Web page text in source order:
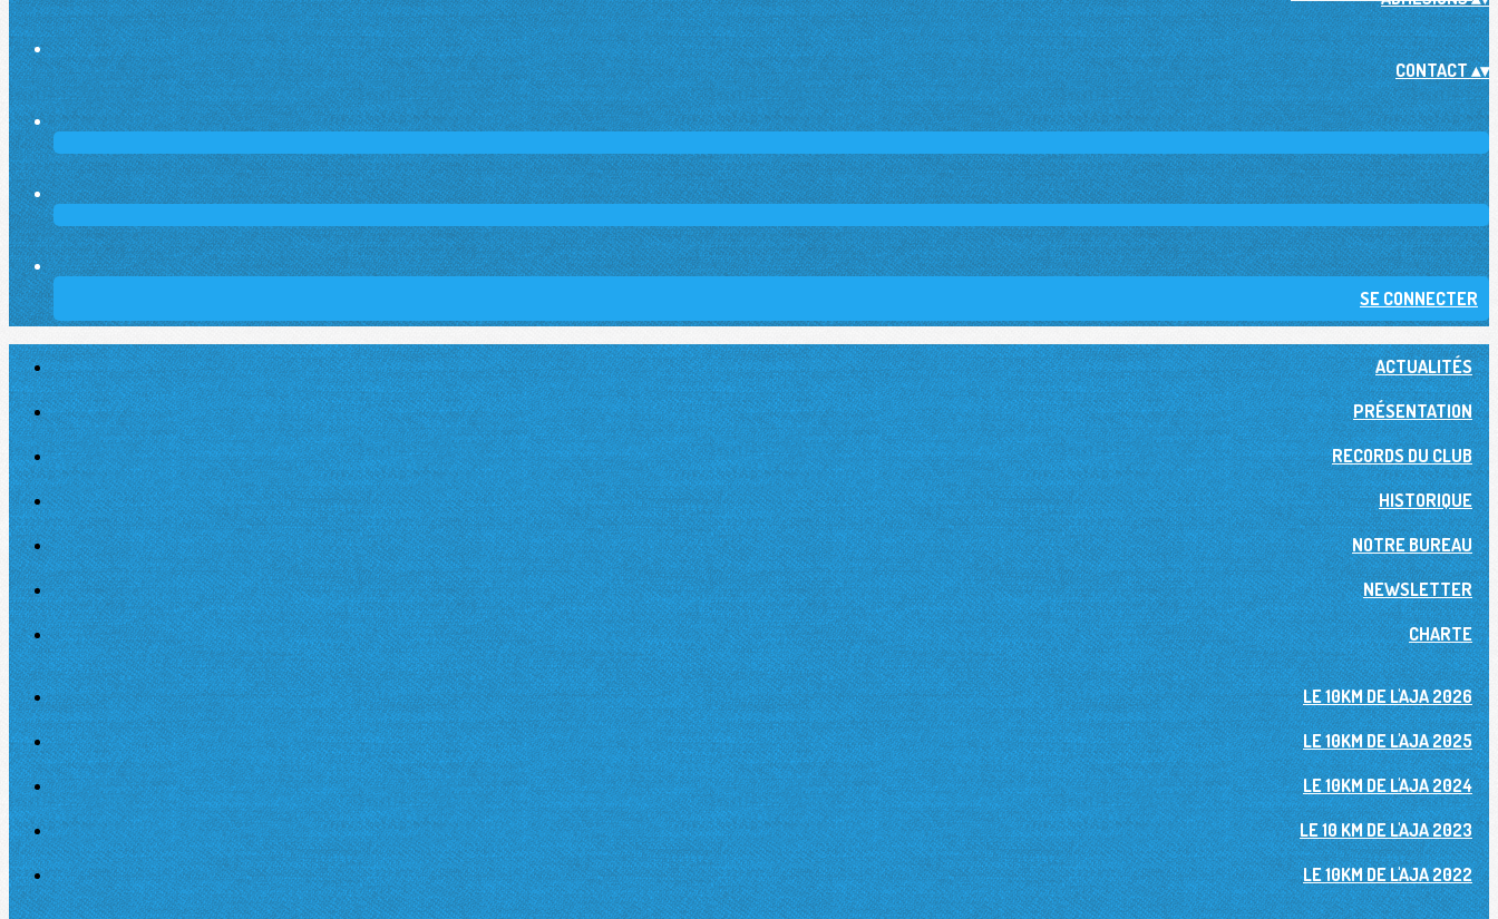
CONTACT▴▾
SE CONNECTER
ACTUALITÉS
PRÉSENTATION
RECORDS DU CLUB
HISTORIQUE
NOTRE BUREAU
NEWSLETTER
CHARTE
LE 10KM DE L'AJA 2026
LE 10KM DE L'AJA 2025
LE 10KM DE L'AJA 2024
LE 10 KM DE L'AJA 2023
LE 10KM DE L'AJA 2022